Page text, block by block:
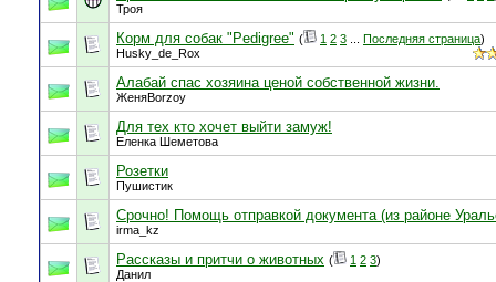
Троя
Корм для собак "Pedigree" ( 1 2 3 Последняя страница)
Husky_de_Rox
Алабай спас хозяина ценой собственной жизни.
ЖеняBorzoy
Для тех кто хочет выйти замуж!
Еленка Шеметова
Розетки
Пушистик
Срочно! Помощь отправкой документа (из районе
irma_kz
Рассказы и притчи о животных ( 1 2 3)
Данил